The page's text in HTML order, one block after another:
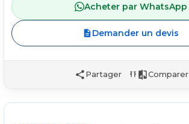
Acheter par WhatsApp
Demander un devis
Partager Comparer